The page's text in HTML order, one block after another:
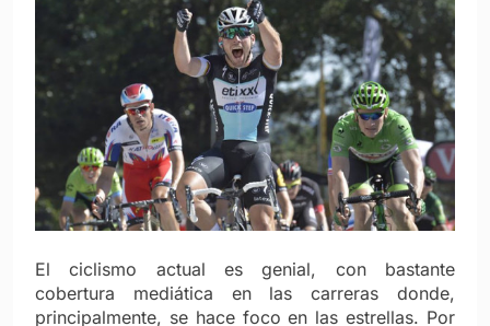
El ciclismo actual es genial, con bastante
cobertura mediática en las carreras donde,
principalmente, se hace foco en las estrellas. Por